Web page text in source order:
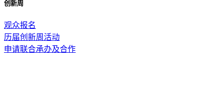
创新周
观众报名
历届创新周活动
申请联合承办及合作